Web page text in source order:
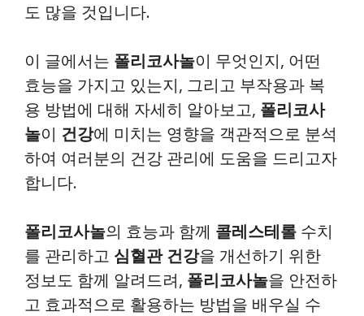
도 많을 것입니다.
이 글에서는 폴리코사놀이 무엇인지, 어떤
효능을 가지고 있는지, 그리고 부작용과 복
용 방법에 대해 자세히 알아보고, 폴리코사
놀이 건강에 미치는 영향을 객관적으로 분석
하여 여러분의 건강 관리에 도움을 드리고자
합니다.
폴리코사놀의 효능과 함께 콜레스테롤 수치
를 관리하고 심혈관 건강을 개선하기 위한
정보도 함께 알려드려, 폴리코사놀을 안전하
고 효과적으로 활용하는 방법을 배우실 수